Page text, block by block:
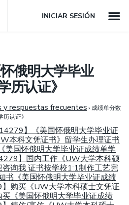
INICIAR SESIÓN
俄明大学毕业
历认证》
y respuestas frecuentes › 成绩单分数
历认证》
】《美国怀俄明大学毕业证
本科文凭证书》留学生办理证书
美国怀俄明大学毕业证成绩单学
】国内工作《UW大学本科硕
询我 证书按学校1:1制作工艺完
书《美国怀俄明大学毕业证成绩
购买《UW大学本科硕士文凭证
《美国怀俄明大学毕业证成绩